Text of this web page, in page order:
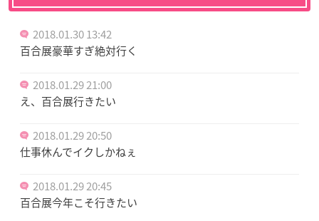
2018.01.30 13:42
百合展豪華すぎ絶対行く
2018.01.29 21:00
え、百合展行きたい
2018.01.29 20:50
仕事休んでイクしかねぇ
2018.01.29 20:45
百合展今年こそ行きたい